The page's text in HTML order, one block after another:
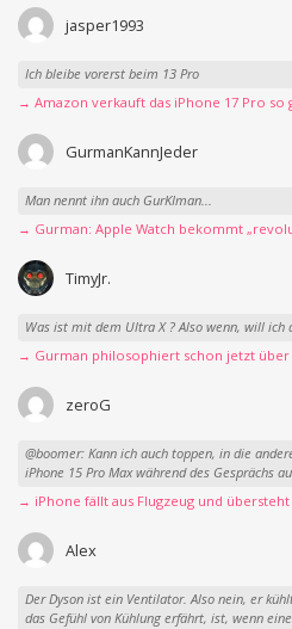
jasper1993
Ich bleibe vorerst beim 13 Pro
→ Amazon verkauft das iPhone 17 Pro so
GurmanKannJeder
Man nennt ihn auch GurKIman...
→ Gurman: Apple Watch bekommt
TimyJr.
Was ist mit dem Ultra X ? Also wenn, will ich
→ Gurman philosophiert schon jetzt über
zeroG
@boomer: Kann ich auch toppen, in die
iPhone 15 Pro Max während des Gesprächs
→ iPhone fällt aus Flugzeug und
Alex
Der Dyson ist ein Ventilator. Also nein, er
das Gefühl von Kühlung erfährt, ist, wenn